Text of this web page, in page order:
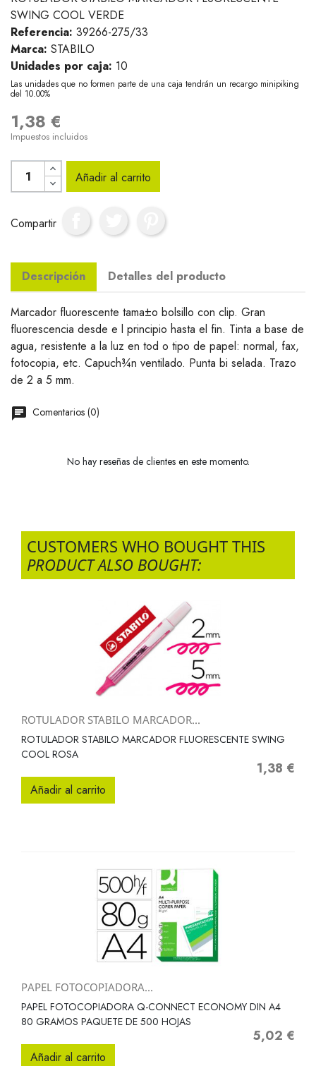
SWING COOL VERDE
Referencia: 39266-275/33
Marca: STABILO
Unidades por caja: 10
Las unidades que no formen parte de una caja tendrán un recargo minipiking
del 10.00%
1,38 €
Impuestos incluidos
Añadir al carrito
Compartir
Descripción Detalles del producto
Marcador fluorescente tama±o bolsillo con clip. Gran
fluorescencia desde e l principio hasta el fin. Tinta a base de
agua, resistente a la luz en tod o tipo de papel: normal, fax,
fotocopia, etc. Capuch¾n ventilado. Punta bi selada. Trazo
de 2 a 5 mm.
Comentarios (0)
No hay reseñas de clientes en este momento.
CUSTOMERS WHO BOUGHT THIS
PRODUCT ALSO BOUGHT:
ROTULADOR STABILO MARCADOR...
ROTULADOR STABILO MARCADOR FLUORESCENTE SWING
COOL ROSA
Precio
1,38 €
Añadir al carrito
PAPEL FOTOCOPIADORA...
PAPEL FOTOCOPIADORA Q-CONNECT ECONOMY DIN A4
80 GRAMOS PAQUETE DE 500 HOJAS
Precio
5,02 €
Añadir al carrito